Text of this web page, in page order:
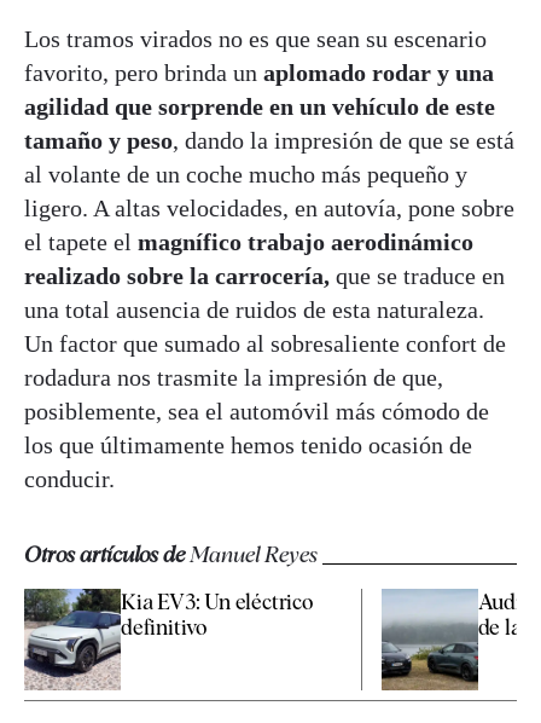
Los tramos virados no es que sean su escenario
favorito, pero brinda un aplomado rodar y una
agilidad que sorprende en un vehículo de este
tamaño y peso, dando la impresión de que se está
al volante de un coche mucho más pequeño y
ligero. A altas velocidades, en autovía, pone sobre
el tapete el magnífico trabajo aerodinámico
realizado sobre la carrocería, que se traduce en
una total ausencia de ruidos de esta naturaleza.
Un factor que sumado al sobresaliente confort de
rodadura nos trasmite la impresión de que,
posiblemente, sea el automóvil más cómodo de
los que últimamente hemos tenido ocasión de
conducir.
Otros artículos deManuel Reyes
Kia EV3: Un eléctrico
definitivo
Audi
de